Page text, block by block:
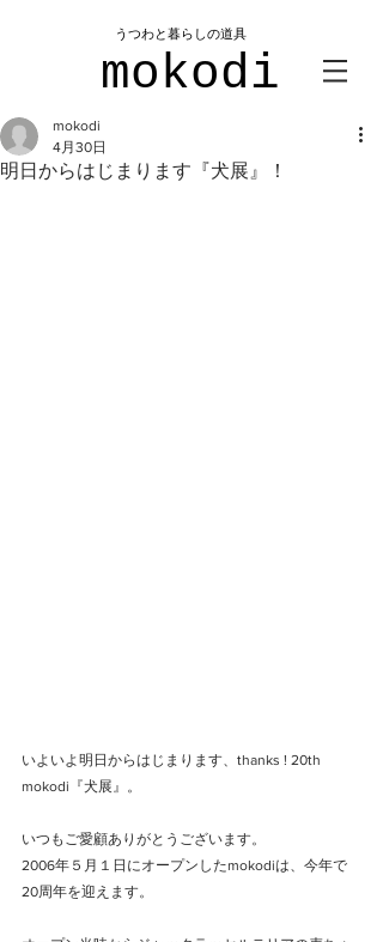
mokodi
​うつわと暮らしの道具
明日からはじまります『犬展』！
mokodi
4月30日
いよいよ明日からはじまります、thanks ! 20th
mokodi『犬展』。
いつもご愛顧ありがとうございます。
​2006年５月１日にオープンしたmokodiは、今年で
20周年を迎えます。